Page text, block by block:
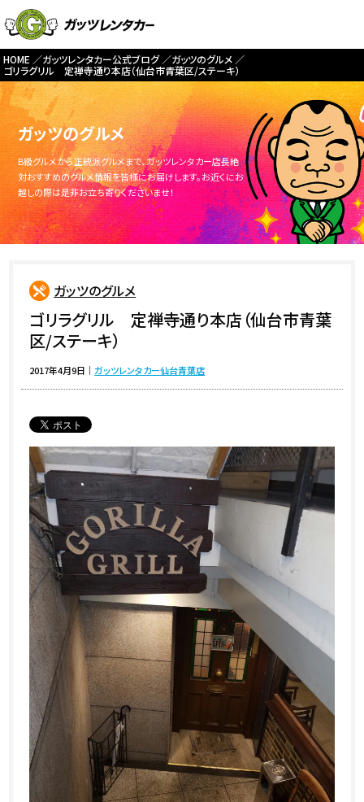
HOME ガッツレンタカー公式ブログ
ガッツのグルメ
ゴリラグリル 定禅寺通り本店（仙台市青葉区/ステーキ）
ガッツのグルメ
B級グルメから正統派グルメまで、ガッツレンタカー店長絶
対おすすめのグルメ情報を皆様にお届けします。お近くにお
越しの際は是非お立ち寄りくださいませ！
ガッツのグルメ
ゴリラグリル 定禅寺通り本店（仙台市青葉
区/ステーキ）
2017年4月9日 ｜ガッツレンタカー仙台青葉店